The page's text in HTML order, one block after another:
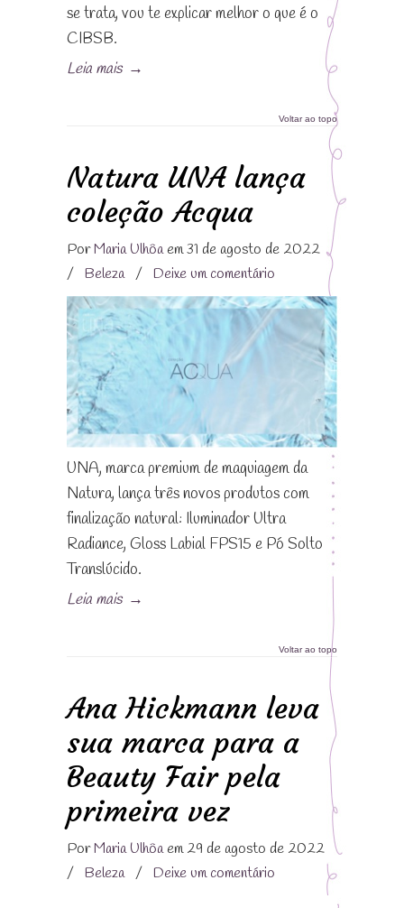
se trata, vou te explicar melhor o que é o
CIBSB.
Leia mais →
Voltar ao topo
Natura UNA lança
coleção Acqua
PorMaria Ulhôaem 31 de agosto de 2022
/ Beleza / Deixe um comentário
UNA, marca premium de maquiagem da
Natura, lança três novos produtos com
finalização natural: Iluminador Ultra
Radiance, Gloss Labial FPS15 e Pó Solto
Translúcido.
Leia mais →
Voltar ao topo
Ana Hickmann leva
sua marca para a
Beauty Fair pela
primeira vez
PorMaria Ulhôaem 29 de agosto de 2022
/ Beleza / Deixe um comentário